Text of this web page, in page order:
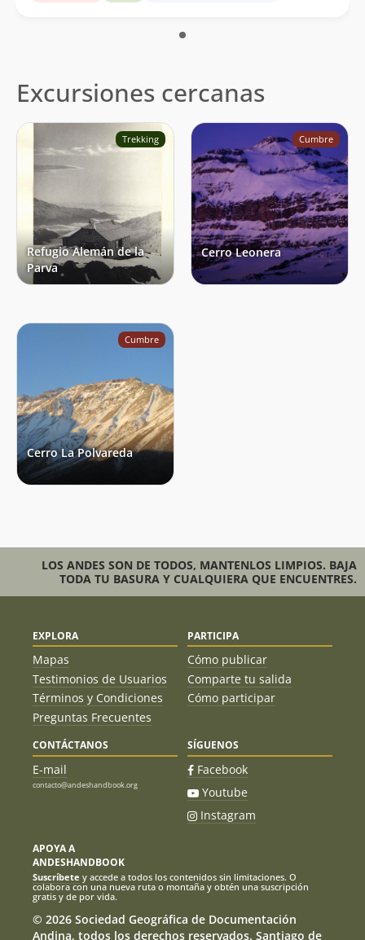
Excursiones cercanas
Trekking
Refugio Alemán de la
Parva
Cumbre
Cerro Leonera
Cumbre
Cerro La Polvareda
LOS ANDES SON DE TODOS, MANTENLOS LIMPIOS. BAJA
TODA TU BASURA Y CUALQUIERA QUE ENCUENTRES.
EXPLORA
Mapas
Testimonios de Usuarios
Términos y Condiciones
Preguntas Frecuentes
PARTICIPA
Cómo publicar
Comparte tu salida
Cómo participar
CONTÁCTANOS
E-mail
contacto@andeshandbook.org
SÍGUENOS
Facebook
Youtube
Instagram
APOYA A
ANDESHANDBOOK
Suscríbete y accede a todos los contenidos sin limitaciones. O
colabora con una nueva ruta o montaña y obtén una suscripción
gratis y de por vida.
© 2026 Sociedad Geográfica de Documentación
Andina, todos los derechos reservados. Santiago de